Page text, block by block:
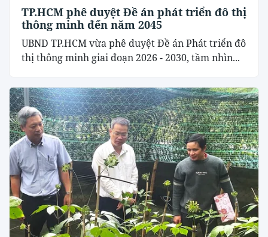
TP.HCM phê duyệt Đề án phát triển đô thị
thông minh đến năm 2045
UBND TP.HCM vừa phê duyệt Đề án Phát triển đô
thị thông minh giai đoạn 2026 - 2030, tầm nhìn...